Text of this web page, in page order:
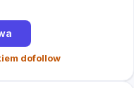
dofollow